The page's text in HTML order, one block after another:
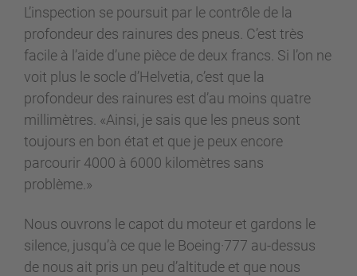
L’inspection se poursuit par le contrôle de la
profondeur des rainures des pneus. C’est très
facile à l’aide d’une pièce de deux francs. Si l’on ne
voit plus le socle d’Helvetia, c’est que la
profondeur des rainures est d’au moins quatre
millimètres. «Ainsi, je sais que les pneus sont
toujours en bon état et que je peux encore
parcourir 4000 à 6000 kilomètres sans
problème.»
Nous ouvrons le capot du moteur et gardons le
silence, jusqu’à ce que le Boeing·777 au-dessus
de nous ait pris un peu d’altitude et que nous